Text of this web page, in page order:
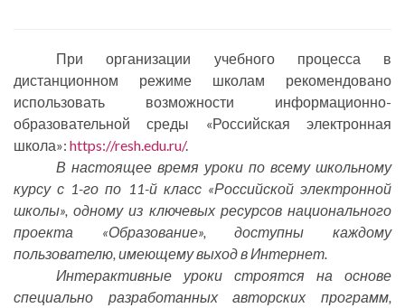
При организации учебного процесса в
дистанционном режиме школам рекомендовано
использовать возможности информационно-
образовательной среды «Российская электронная
школа»: https://resh.edu.ru/.
В настоящее время уроки по всему школьному
курсу с 1-го по 11-й класс «Российской электронной
школы», одному из ключевых ресурсов национального
проекта «Образование», доступны каждому
пользователю, имеющему выход в Интернет.
Интерактивные уроки строятся на основе
специально разработанных авторских программ,